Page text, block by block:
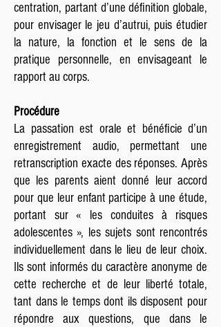
centration, partant d’une définition globale,
pour envisager le jeu d’autrui, puis étudier
la nature, la fonction et le sens de la
pratique personnelle, en envisageant le
rapport au corps.
Procédure
La passation est orale et bénéficie d’un
enregistrement audio, permettant une
retranscription exacte des réponses. Après
que les parents aient donné leur accord
pour que leur enfant participe à une étude,
portant sur « les conduites à risques
adolescentes », les sujets sont rencontrés
individuellement dans le lieu de leur choix.
Ils sont informés du caractère anonyme de
cette recherche et de leur liberté totale,
tant dans le temps dont ils disposent pour
répondre aux questions, que dans le